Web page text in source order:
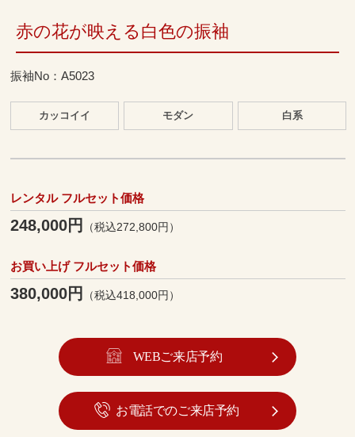
赤の花が映える白色の振袖
振袖No：A5023
カッコイイ モダン 白系
レンタル フルセット価格
248,000円 （税込272,800円）
お買い上げ フルセット価格
380,000円 （税込418,000円）
WEBご来店予約
お電話でのご来店予約